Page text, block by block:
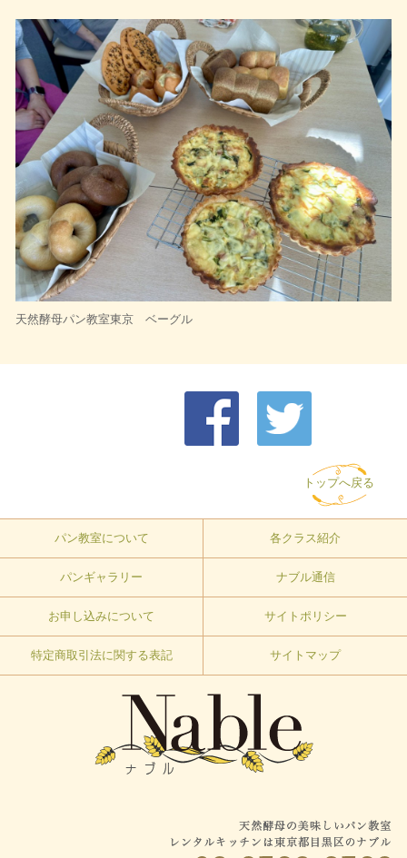
天然酵母パン教室東京 ベーグル
トップへ戻る
パン教室について 各クラス紹介
パンギャラリー ナブル通信
お申し込みについて サイトポリシー
特定商取引法に関する表記 サイトマップ